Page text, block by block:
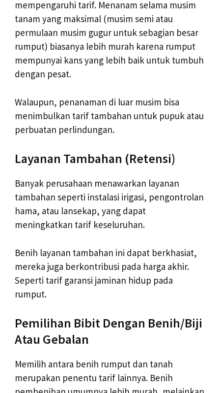
mempengaruhi tarif. Menanam selama musim
tanam yang maksimal (musim semi atau
permulaan musim gugur untuk sebagian besar
rumput) biasanya lebih murah karena rumput
mempunyai kans yang lebih baik untuk tumbuh
dengan pesat.
Walaupun, penanaman di luar musim bisa
menimbulkan tarif tambahan untuk pupuk atau
perbuatan perlindungan.
Layanan Tambahan (Retensi)
Banyak perusahaan menawarkan layanan
tambahan seperti instalasi irigasi, pengontrolan
hama, atau lansekap, yang dapat
meningkatkan tarif keseluruhan.
Benih layanan tambahan ini dapat berkhasiat,
mereka juga berkontribusi pada harga akhir.
Seperti tarif garansi jaminan hidup pada
rumput.
Pemilihan Bibit Dengan Benih/Biji
Atau Gebalan
Memilih antara benih rumput dan tanah
merupakan penentu tarif lainnya. Benih